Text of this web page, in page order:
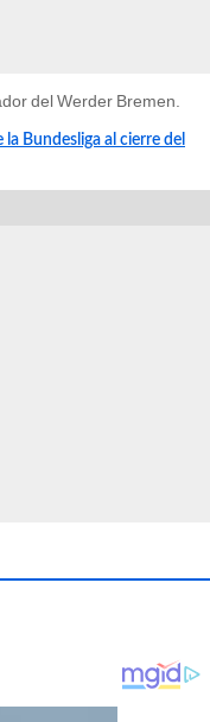
del Werder Bremen.
Bundesliga al cierre del